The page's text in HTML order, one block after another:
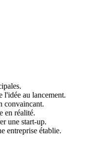
l'idée au lancement.
convaincant.
en réalité.
une start-up.
entreprise établie.